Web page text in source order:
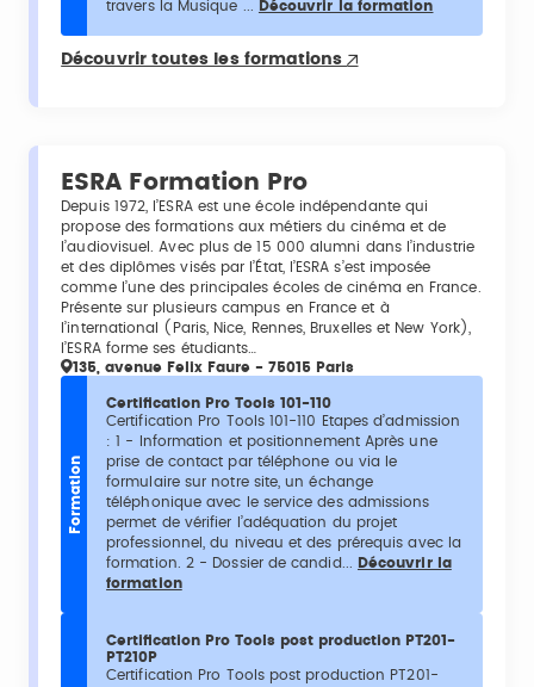
travers la Musique ... Découvrir la formation
Découvrir toutes les formations
ESRA Formation Pro
Depuis 1972, l’ESRA est une école indépendante qui
propose des formations aux métiers du cinéma et de
l’audiovisuel. Avec plus de 15 000 alumni dans l’industrie
et des diplômes visés par l’État, l’ESRA s’est imposée
comme l’une des principales écoles de cinéma en France.
Présente sur plusieurs campus en France et à
l’international (Paris, Nice, Rennes, Bruxelles et New York),
l’ESRA forme ses étudiants…
135, avenue Felix Faure - 75015 Paris
Formation
Certification Pro Tools 101-110
Certification Pro Tools 101-110 Etapes d’admission
: 1 - Information et positionnement Après une
prise de contact par téléphone ou via le
formulaire sur notre site, un échange
téléphonique avec le service des admissions
permet de vérifier l’adéquation du projet
professionnel, du niveau et des prérequis avec la
formation. 2 - Dossier de candid...
Découvrir la
formation
Certification Pro Tools post production PT201-
PT210P
Certification Pro Tools post production PT201-